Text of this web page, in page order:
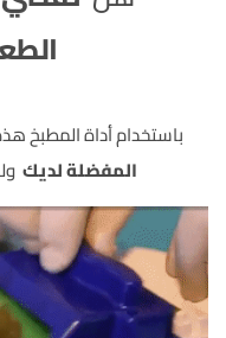
باستخدام أداة المطبخ
المفضلة لديك